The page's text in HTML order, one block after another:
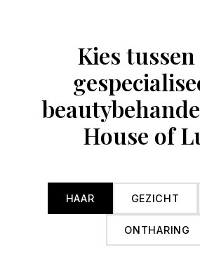
Kies tussen
House of
HAAR GEZICHT
ONTHARING